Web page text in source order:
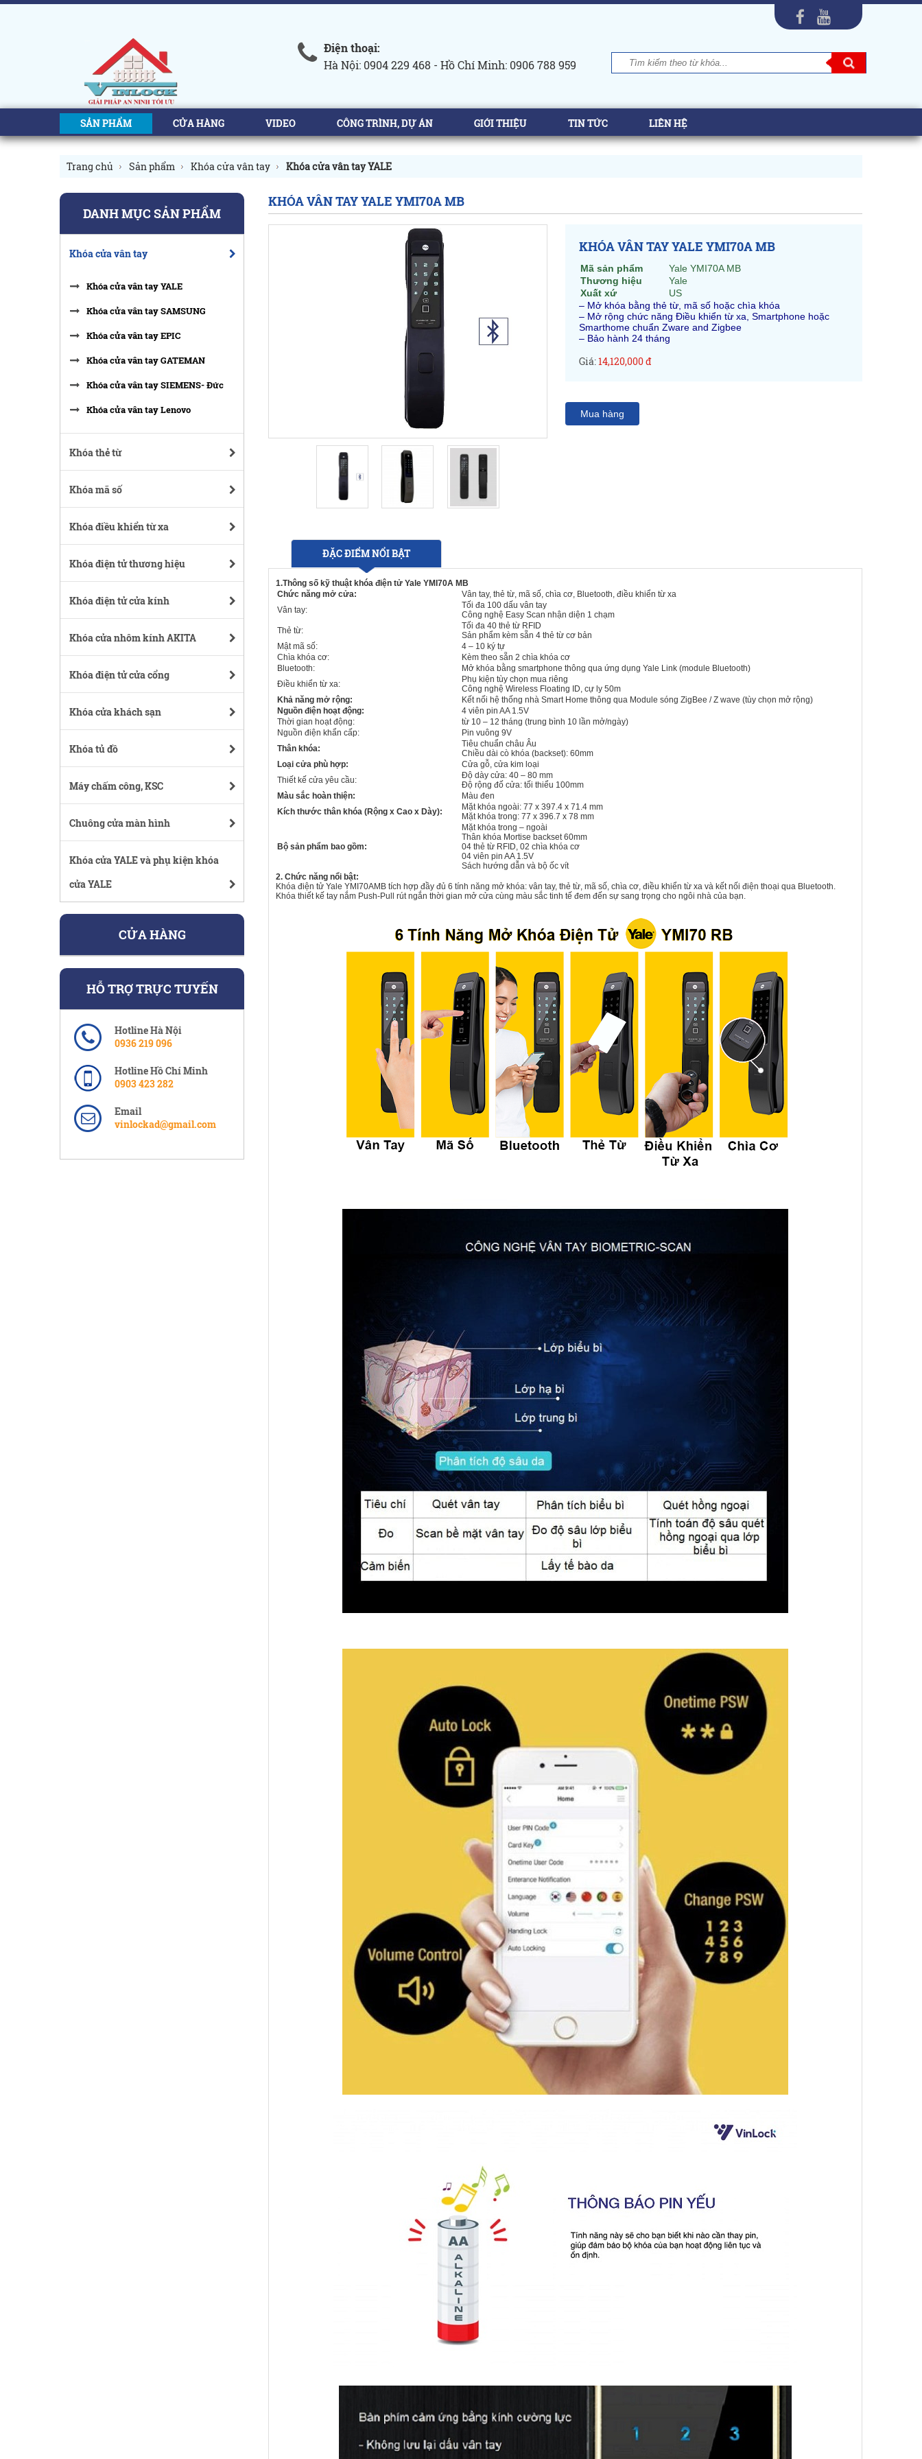
Điện thoại:
Hà Nội: 0904 229 468 - Hồ Chí Minh: 0906 788 959
SẢN PHẨM CỬA HÀNG VIDEO CÔNG TRÌNH, DỰ ÁN GIỚI THIỆU TIN TỨC LIÊN HỆ
Trang chủ Sản phẩm Khóa cửa vân tay Khóa cửa vân tay YALE
DANH MỤC SẢN PHẨM
Khóa cửa vân tay
Khóa cửa vân tay YALE
Khóa cửa vân tay SAMSUNG
Khóa cửa vân tay EPIC
Khóa cửa vân tay GATEMAN
Khóa cửa vân tay SIEMENS- Đức
Khóa cửa vân tay Lenovo
Khóa thẻ từ
Khóa mã số
Khóa điều khiển từ xa
Khóa điện tử thương hiệu
Khóa điện tử cửa kính
Khóa cửa nhôm kính AKITA
Khóa điện tử cửa cổng
Khóa cửa khách sạn
Khóa tủ đồ
Máy chấm công, KSC
Chuông cửa màn hình
Khóa cửa YALE và phụ kiện khóa
cửa YALE
CỬA HÀNG
HỖ TRỢ TRỰC TUYẾN
Hotline Hà Nội
0936 219 096
Hotline Hồ Chí Minh
0903 423 282
Email
vinlockad@gmail.com
KHÓA VÂN TAY YALE YMI70A MB
KHÓA VÂN TAY YALE YMI70A MB
Mã sản phẩm
Yale YMI70A MB
Thương hiệu
Yale
Xuất xứ
US
– Mở khóa bằng thẻ từ, mã số hoặc chìa khóa
– Mở rộng chức năng Điều khiển từ xa, Smartphone hoặc
Smarthome chuẩn Zware and Zigbee
– Bảo hành 24 tháng
Giá:14,120,000 đ
Mua hàng
ĐẶC ĐIỂM NỔI BẬT
1.Thông số kỹ thuật khóa điện tử Yale YMI70A MB
Chức năng mở cửa:
Vân tay, thẻ từ, mã số, chìa cơ, Bluetooth, điều khiển từ xa
Vân tay:
Tối đa 100 dấu vân tay
Công nghệ Easy Scan nhận diện 1 chạm
Thẻ từ:
Tối đa 40 thẻ từ RFID
Sản phẩm kèm sẵn 4 thẻ từ cơ bản
Mật mã số:
4 – 10 ký tự
Chìa khóa cơ:
Kèm theo sẵn 2 chìa khóa cơ
Bluetooth:
Mở khóa bằng smartphone thông qua ứng dụng Yale Link (module Bluetooth)
Điều khiển từ xa:
Phụ kiện tùy chọn mua riêng
Công nghệ Wireless Floating ID, cự ly 50m
Khả năng mở rộng:
Kết nối hệ thống nhà Smart Home thông qua Module sóng ZigBee / Z wave (tùy chọn mở rộng)
Nguồn điện hoạt động:
4 viên pin AA 1.5V
Thời gian hoạt động:
từ 10 – 12 tháng (trung bình 10 lần mở/ngày)
Nguồn điện khẩn cấp:
Pin vuông 9V
Thân khóa:
Tiêu chuẩn châu Âu
Chiều dài cò khóa (backset): 60mm
Loại cửa phù hợp:
Cửa gỗ, cửa kim loại
Thiết kế cửa yêu cầu:
Độ dày cửa: 40 – 80 mm
Độ rộng đố cửa: tối thiểu 100mm
Màu sắc hoàn thiện:
Màu đen
Kích thước thân khóa (Rộng x Cao x Dày):
Mặt khóa ngoài: 77 x 397.4 x 71.4 mm
Mặt khóa trong: 77 x 396.7 x 78 mm
Bộ sản phẩm bao gồm:
Mặt khóa trong – ngoài
Thân khóa Mortise backset 60mm
04 thẻ từ RFID, 02 chìa khóa cơ
04 viên pin AA 1.5V
Sách hướng dẫn và bộ ốc vít
2. Chức năng nổi bật:
Khóa điện tử Yale YMI70AMB tích hợp đầy đủ 6 tính năng mở khóa: vân tay, thẻ từ, mã số, chìa cơ, điều khiển từ xa và kết nối điện thoại qua Bluetooth.
Khóa thiết kế tay nắm Push-Pull rút ngắn thời gian mở cửa cùng màu sắc tinh tế đem đến sự sang trọng cho ngôi nhà của bạn.